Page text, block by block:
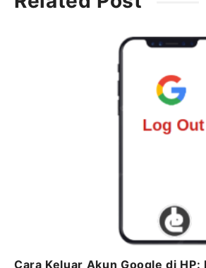
e t
l
s
A
p
ra
m
Cara Keluar Akun Google di HP: